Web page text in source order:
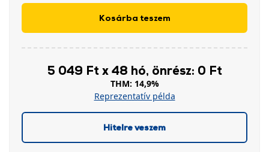
Kosárba teszem
5 049 Ft x 48 hó, önrész: 0 Ft
THM: 14,9%
Reprezentatív példa
Hitelre veszem